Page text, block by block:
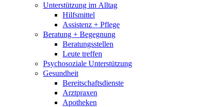
Unterstützung im Alltag
Hilfsmittel
Assistenz + Pflege
Beratung + Begegnung
Beratungsstellen
Leute treffen
Psychosoziale Unterstützung
Gesundheit
Bereitschaftsdienste
Arztpraxen
Apotheken